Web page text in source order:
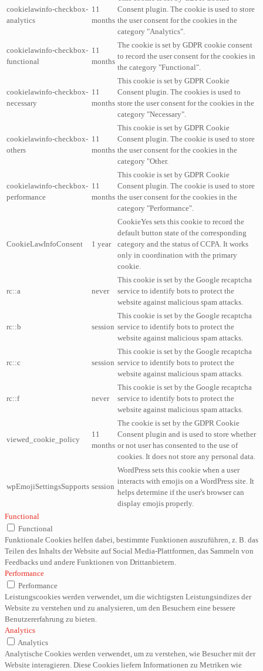
cookielawinfo-checkbox-
analytics
11
months
Consent plugin. The cookie is used to store
the user consent for the cookies in the
category "Analytics".
cookielawinfo-checkbox-
functional
11
months
The cookie is set by GDPR cookie consent
to record the user consent for the cookies in
the category "Functional".
cookielawinfo-checkbox-
necessary
11
months
This cookie is set by GDPR Cookie
Consent plugin. The cookies is used to
store the user consent for the cookies in the
category "Necessary".
cookielawinfo-checkbox-
others
11
months
This cookie is set by GDPR Cookie
Consent plugin. The cookie is used to store
the user consent for the cookies in the
category "Other.
cookielawinfo-checkbox-
performance
11
months
This cookie is set by GDPR Cookie
Consent plugin. The cookie is used to store
the user consent for the cookies in the
category "Performance".
CookieLawInfoConsent 1 year
CookieYes sets this cookie to record the
default button state of the corresponding
category and the status of CCPA. It works
only in coordination with the primary
cookie.
rc::a never
This cookie is set by the Google recaptcha
service to identify bots to protect the
website against malicious spam attacks.
rc::b session
This cookie is set by the Google recaptcha
service to identify bots to protect the
website against malicious spam attacks.
rc::c session
This cookie is set by the Google recaptcha
service to identify bots to protect the
website against malicious spam attacks.
rc::f never
This cookie is set by the Google recaptcha
service to identify bots to protect the
website against malicious spam attacks.
viewed_cookie_policy
11
months
The cookie is set by the GDPR Cookie
Consent plugin and is used to store whether
or not user has consented to the use of
cookies. It does not store any personal data.
wpEmojiSettingsSupports session
WordPress sets this cookie when a user
interacts with emojis on a WordPress site. It
helps determine if the user's browser can
display emojis properly.
Functional
Functional
Funktionale Cookies helfen dabei, bestimmte Funktionen auszuführen, z. B. das
Teilen des Inhalts der Website auf Social Media-Plattformen, das Sammeln von
Feedbacks und andere Funktionen von Drittanbietern.
Performance
Performance
Leistungscookies werden verwendet, um die wichtigsten Leistungsindizes der
Website zu verstehen und zu analysieren, um den Besuchern eine bessere
Benutzererfahrung zu bieten.
Analytics
Analytics
Analytische Cookies werden verwendet, um zu verstehen, wie Besucher mit der
Website interagieren. Diese Cookies liefern Informationen zu Metriken wie